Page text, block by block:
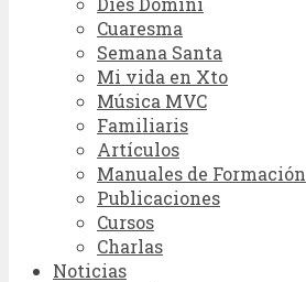
Cuaresma
Semana Santa
Mi vida en Xto
Música MVC
Familiaris
Artículos
Manuales de Formación
Publicaciones
Cursos
Charlas
Noticias